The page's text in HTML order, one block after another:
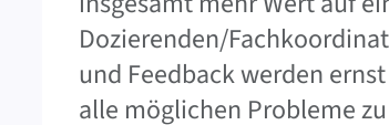
Dozierenden/
und Feedback werden
alle möglichen Probleme